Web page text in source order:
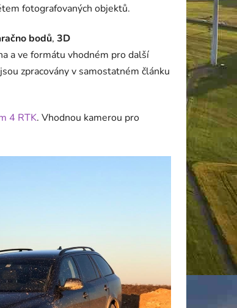
fotografovaných objektů.
bodů, 3D
a ve formátu vhodném pro další
zpracovány v samostatném článku
4 RTK. Vhodnou kamerou pro